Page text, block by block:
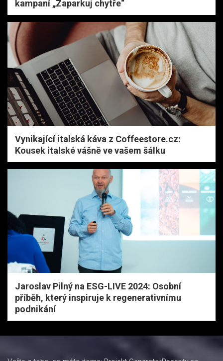
kampaní „Zaparkuj chytře“
Vynikající italská káva z Coffeestore.cz:
Kousek italské vášně ve vašem šálku
Jaroslav Pilný na ESG-LIVE 2024: Osobní
příběh, který inspiruje k regenerativnímu
podnikání